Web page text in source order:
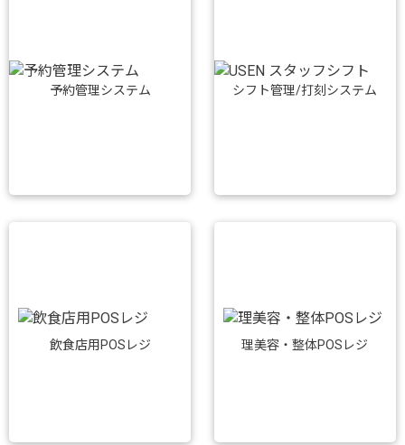
予約管理システム シフト管理/打刻システム
飲食店用POSレジ 理美容・整体POSレジ